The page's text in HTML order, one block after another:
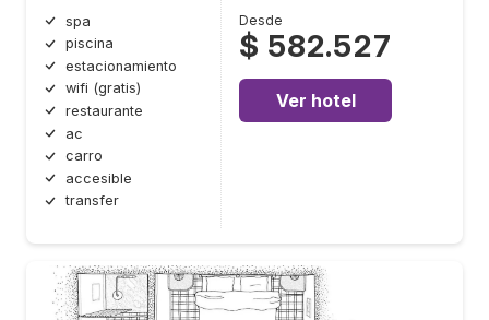
spa
piscina
estacionamiento
wifi (gratis)
restaurante
ac
carro
accesible
transfer
Desde
$ 582.527
Ver hotel